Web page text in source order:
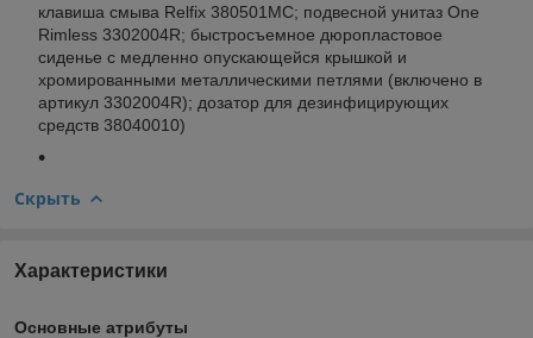
клавиша смыва Relfix 380501MC; подвесной унитаз One
Rimless 3302004R; быстросъемное дюропластовое
сиденье с медленно опускающейся крышкой и
хромированными металлическими петлями (включено в
артикул 3302004R); дозатор для дезинфицирующих
средств 38040010)
Скрыть
Характеристики
Основные атрибуты